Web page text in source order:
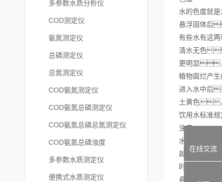
多参数水质分析仪
COD测定仪
氨氮测定仪
总磷测定仪
总氮测定仪
COD氨氮测定仪
COD氨氮总磷测定仪
COD氨氮总磷总氮测定仪
COD氨氮总磷浊度
多参数水质测定仪
便携式水质测定仪
水的色度就
悬浮固体后
有些水有这
清水无色
更明显
植物腐烂产
进入水中后
土黄色
饮用水标准
浊度
水质的透明
越多，水
时，其
悬浮在水中
在线交流